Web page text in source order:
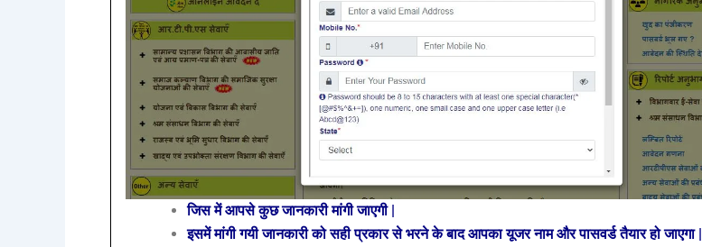
जिस में आपसे कुछ जानकारी मांगी जाएगी |
इसमें मांगी गयी जानकारी को सही प्रकार से भरने के बाद आपका यूजर नाम और पासवर्ड तैयार हो जाएगा |